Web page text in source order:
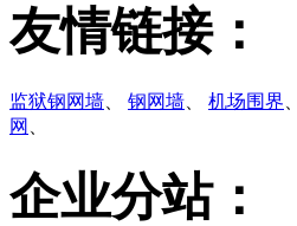
友情链接：
监狱钢网墙 钢网墙 机场围界
网
企业分站：